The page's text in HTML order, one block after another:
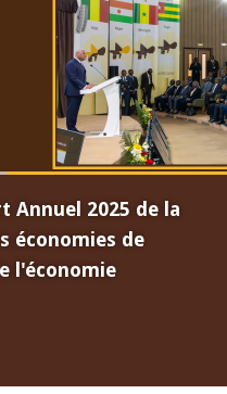
Annuel 2025 de la
économies de
l'économie